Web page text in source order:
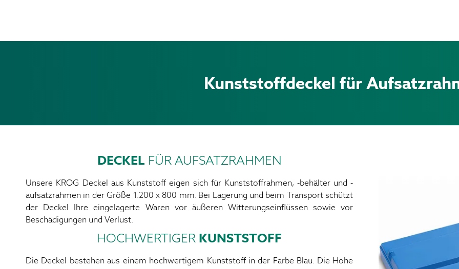
Kunststoffdeckel für
DECKEL FÜR AUFSATZRAHMEN
Unsere KROG Deckel aus Kunststoff eigen sich für Kunststoffrahmen, -behälter und -
aufsatzrahmen in der Größe 1.200 x 800 mm. Bei Lagerung und beim Transport schützt
der Deckel Ihre eingelagerte Waren vor äußeren Witterungseinflüssen sowie vor
Beschädigungen und Verlust.
HOCHWERTIGER KUNSTSTOFF
Die Deckel bestehen aus einem hochwertigem Kunststoff in der Farbe Blau. Die Höhe